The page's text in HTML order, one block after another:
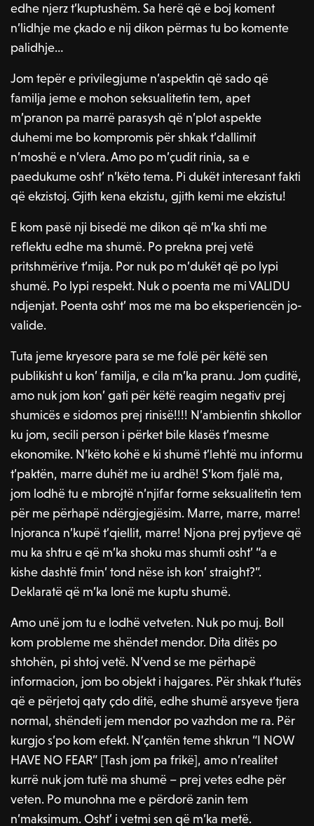
edhe njerz t’kuptushëm. Sa herë që e boj koment
n’lidhje me çkado e nij dikon përmas tu bo komente
palidhje…
Jom tepër e privilegjume n’aspektin që sado që
familja jeme e mohon seksualitetin tem, apet
m’pranon pa marrë parasysh që n’plot aspekte
duhemi me bo kompromis për shkak t’dallimit
n’moshë e n’vlera. Amo po m’çudit rinia, sa e
paedukume osht’ n’këto tema. Pi dukët interesant fakti
që ekzistoj. Gjith kena ekzistu, gjith kemi me ekzistu!
E kom pasë nji bisedë me dikon që m’ka shti me
reflektu edhe ma shumë. Po prekna prej vetë
pritshmërive t’mija. Por nuk po m’dukët që po lypi
shumë. Po lypi respekt. Nuk o poenta me mi VALIDU
ndjenjat. Poenta osht’ mos me ma bo eksperiencën jo-
valide.
Tuta jeme kryesore para se me folë për këtë sen
publikisht u kon’ familja, e cila m’ka pranu. Jom çuditë,
amo nuk jom kon’ gati për këtë reagim negativ prej
shumicës e sidomos prej rinisë!!!! N’ambientin shkollor
ku jom, secili person i përket bile klasës t’mesme
ekonomike. N’këto kohë e ki shumë t’lehtë mu informu
t’paktën, marre duhët me iu ardhë! S’kom fjalë ma,
jom lodhë tu e mbrojtë n’njifar forme seksualitetin tem
për me përhapë ndërgjegjësim. Marre, marre, marre!
Injoranca n’kupë t’qiellit, marre! Njona prej pytjeve që
mu ka shtru e që m’ka shoku mas shumti osht’ “a e
kishe dashtë fmin’ tond nëse ish kon’ straight?”.
Deklaratë që m’ka lonë me kuptu shumë.
Amo unë jom tu e lodhë vetveten. Nuk po muj. Boll
kom probleme me shëndet mendor. Dita ditës po
shtohën, pi shtoj vetë. N’vend se me përhapë
informacion, jom bo objekt i hajgares. Për shkak t’tutës
që e përjetoj qaty çdo ditë, edhe shumë arsyeve tjera
normal, shëndeti jem mendor po vazhdon me ra. Për
kurgjo s’po kom efekt. N’çantën teme shkrun “I NOW
HAVE NO FEAR” [Tash jom pa frikë], amo n’realitet
kurrë nuk jom tutë ma shumë – prej vetes edhe për
veten. Po munohna me e përdorë zanin tem
n’maksimum. Osht’ i vetmi sen që m’ka metë.